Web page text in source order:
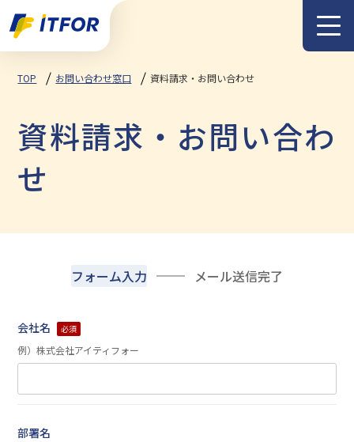
メニュー
TOP お問い合わせ窓口 資料請求・お問い合わせ
資料請求・お問い合わ
せ
フォーム入力 メール送信完了
会社名 必須
例）株式会社アイティフォー
部署名